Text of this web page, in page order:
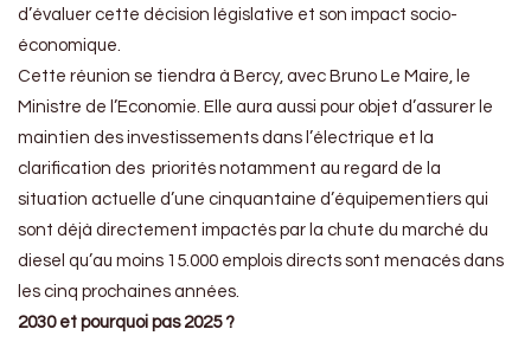
d’évaluer cette décision législative et son impact socio-
économique.
Cette réunion se tiendra à Bercy, avec Bruno Le Maire, le
Ministre de l’Economie. Elle aura aussi pour objet d’assurer le
maintien des investissements dans l’électrique et la
clarification des priorités notamment au regard de la
situation actuelle d’une cinquantaine d’équipementiers qui
sont déjà directement impactés par la chute du marché du
diesel qu’au moins 15.000 emplois directs sont menacés dans
les cinq prochaines années.
2030 et pourquoi pas 2025 ?